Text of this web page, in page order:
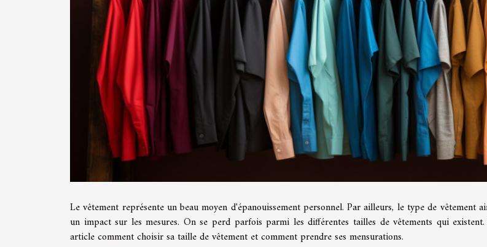
Le vêtement représente un beau moyen d'épanouissement personnel. Par ailleurs, le type de vêtement
un impact sur les mesures. On se perd parfois parmi les différentes tailles de vêtements qui
article comment choisir sa taille de vêtement et comment prendre ses mensurations.